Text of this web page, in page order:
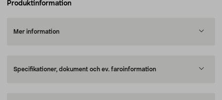
Produktinformation
Mer information
Specifikationer, dokument och ev. faroinformation